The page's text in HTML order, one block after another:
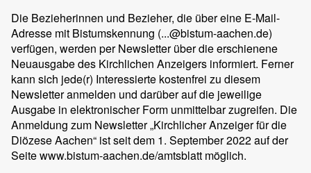
Die Bezieherinnen und Bezieher, die über eine E-Mail-
Adresse mit Bistumskennung (...@bistum-aachen.de)
verfügen, werden per Newsletter über die erschienene
Neuausgabe des Kirchlichen Anzeigers informiert. Ferner
kann sich jede(r) Interessierte kostenfrei zu diesem
Newsletter anmelden und darüber auf die jeweilige
Ausgabe in elektronischer Form unmittelbar zugreifen. Die
Anmeldung zum Newsletter „Kirchlicher Anzeiger für die
Diözese Aachen“ ist seit dem 1. September 2022 auf der
Seite www.bistum-aachen.de/amtsblatt möglich.